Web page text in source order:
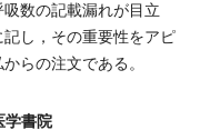
数の記載漏れが目立
し，その重要性をアピ
らの注文である。
書院